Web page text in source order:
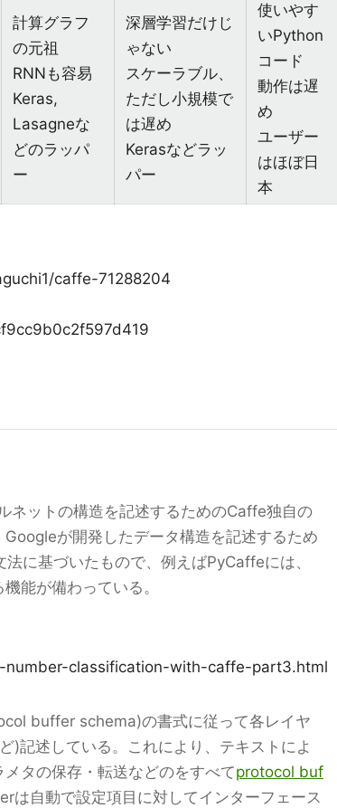
計算グラフ
の元祖
RNNも容易
Keras,
Lasagneな
どのラッパ
ー
深層学習だけじ
ゃない
スケーラブル、
ただし小規模で
は遅め
Kerasなどラッ
パー
使いやす
いPython
コード
動作は遅
め
ユーザー
はほぼ日
本
caffe-71288204
ネットの構造を記述するためのCaffe独自の
が開発したデータ構造を記述するため
に基づいたもので、例えばPyCaffeには、
能が備わっている。
classification-with-caffe-part3.html
buffer schema)の書式に従って各レイヤ
)記述している。これにより、テキストによ
タの保存・転送などのをすべてprotocol buf
自動で設定項目に対してインターフェース